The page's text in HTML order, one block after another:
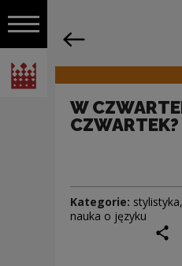
Włącz nawigację
Narodowe Centrum Kultury
Nawigacja
W
CZWARTEK?
Kategorie: stylistyka,
nauka o języku